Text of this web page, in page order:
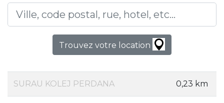
Trouvez votre location
SURAU KOLEJ PERDANA 0,23 km